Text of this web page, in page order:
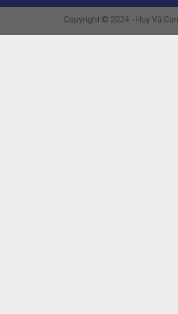
Copyright © 2024 - Huy Vũ